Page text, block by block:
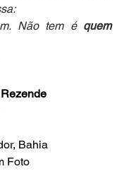
Não tem é quem
Bahia
Foto